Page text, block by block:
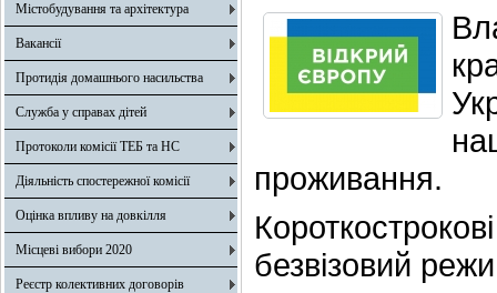
Містобудування та архітектура
Вакансії
Протидія домашнього насильства
Служба у справах дітей
Протоколи комісії ТЕБ та НС
Діяльність спостережної комісії
Оцінка впливу на довкілля
Місцеві вибори 2020
Реєстр колективних договорів
проживання.
безвізовий